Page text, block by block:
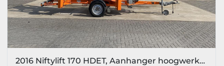
2016 Niftylift 170 HDET, Aanhanger hoogwerker, 17 meter